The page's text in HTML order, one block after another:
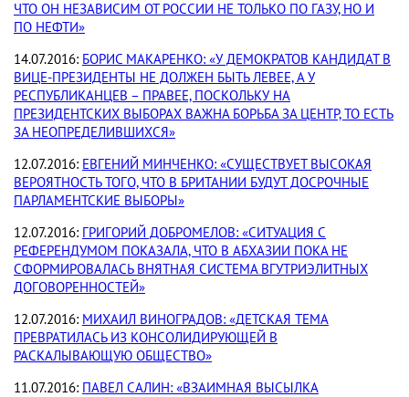
ЧТО ОН НЕЗАВИСИМ ОТ РОССИИ НЕ ТОЛЬКО ПО ГАЗУ, НО И
ПО НЕФТИ»
14.07.2016: БОРИС МАКАРЕНКО: «У ДЕМОКРАТОВ КАНДИДАТ В
ВИЦЕ-ПРЕЗИДЕНТЫ НЕ ДОЛЖЕН БЫТЬ ЛЕВЕЕ, А У
РЕСПУБЛИКАНЦЕВ – ПРАВЕЕ, ПОСКОЛЬКУ НА
ПРЕЗИДЕНТСКИХ ВЫБОРАХ ВАЖНА БОРЬБА ЗА ЦЕНТР, ТО ЕСТЬ
ЗА НЕОПРЕДЕЛИВШИХСЯ»
12.07.2016: ЕВГЕНИЙ МИНЧЕНКО: «СУЩЕСТВУЕТ ВЫСОКАЯ
ВЕРОЯТНОСТЬ ТОГО, ЧТО В БРИТАНИИ БУДУТ ДОСРОЧНЫЕ
ПАРЛАМЕНТСКИЕ ВЫБОРЫ»
12.07.2016: ГРИГОРИЙ ДОБРОМЕЛОВ: «СИТУАЦИЯ С
РЕФЕРЕНДУМОМ ПОКАЗАЛА, ЧТО В АБХАЗИИ ПОКА НЕ
СФОРМИРОВАЛАСЬ ВНЯТНАЯ СИСТЕМА ВГУТРИЭЛИТНЫХ
ДОГОВОРЕННОСТЕЙ»
12.07.2016: МИХАИЛ ВИНОГРАДОВ: «ДЕТСКАЯ ТЕМА
ПРЕВРАТИЛАСЬ ИЗ КОНСОЛИДИРУЮЩЕЙ В
РАСКАЛЫВАЮЩУЮ ОБЩЕСТВО»
11.07.2016: ПАВЕЛ САЛИН: «ВЗАИМНАЯ ВЫСЫЛКА